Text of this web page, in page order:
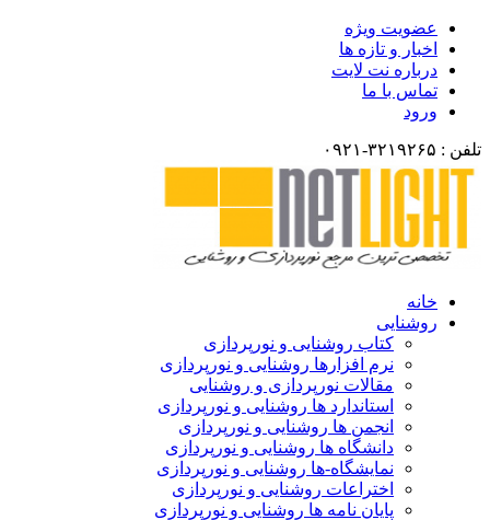
عضویت ویژه
اخبار و تازه ها
درباره نت لایت
تماس با ما
ورود
تلفن : ۳۲۱۹۲۶۵-۰۹۲۱
خانه
روشنایی
کتاب روشنایی و نورپردازی
نرم افزارها روشنایی و نورپردازی
مقالات نورپردازی و روشنایی
استاندارد ها روشنایی و نورپردازی
انجمن ها روشنایی و نورپردازی
دانشگاه ها روشنایی و نورپردازی
نمایشگاه-ها روشنایی و نورپردازی
اختراعات روشنایی و نورپردازی
پایان نامه ها روشنایی و نورپردازی